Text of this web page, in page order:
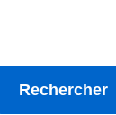
Rechercher